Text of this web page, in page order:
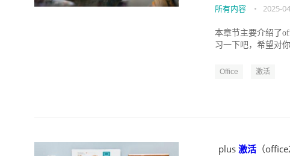
所有内容 • 2025-
本章节主要介绍了
习一下吧，希望对
Office 激活
plus 激活 （